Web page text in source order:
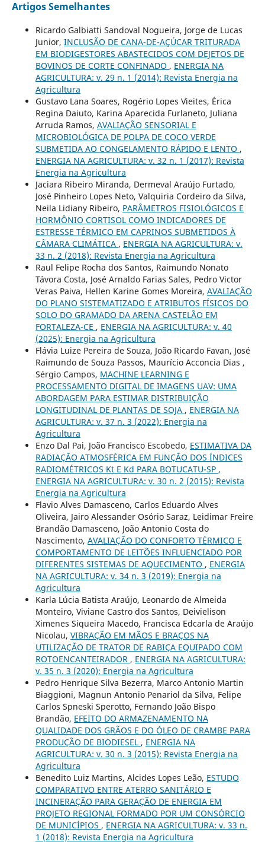
Artigos Semelhantes
Ricardo Galbiatti Sandoval Nogueira, Jorge de Lucas
Junior, INCLUSÃO DE CANA-DE-AÇÚCAR TRITURADA
EM BIODIGESTORES ABASTECIDOS COM DEJETOS DE
BOVINOS DE CORTE CONFINADO , ENERGIA NA
AGRICULTURA: v. 29 n. 1 (2014): Revista Energia na
Agricultura
Gustavo Lana Soares, Rogério Lopes Vieites, Érica
Regina Daiuto, Karina Aparecida Furlaneto, Juliana
Arruda Ramos, AVALIAÇÃO SENSORIAL E
MICROBIOLÓGICA DE POLPA DE COCO VERDE
SUBMETIDA AO CONGELAMENTO RÁPIDO E LENTO ,
ENERGIA NA AGRICULTURA: v. 32 n. 1 (2017): Revista
Energia na Agricultura
Jaciara Ribeiro Miranda, Dermeval Araújo Furtado,
José Pinheiro Lopes Neto, Valquiria Cordeiro da Silva,
Neila Lidiany Ribeiro, PARÂMETROS FISIOLÓGICOS E
HORMÔNIO CORTISOL COMO INDICADORES DE
ESTRESSE TÉRMICO EM CAPRINOS SUBMETIDOS À
CÂMARA CLIMÁTICA , ENERGIA NA AGRICULTURA: v.
33 n. 2 (2018): Revista Energia na Agricultura
Raul Felipe Rocha dos Santos, Raimundo Nonato
Távora Costa, José Arnaldo Farias Sales, Pedro Victor
Veras Paiva, Hellen Karine Gomes Moreira, AVALIAÇÃO
DO PLANO SISTEMATIZADO E ATRIBUTOS FÍSICOS DO
SOLO DO GRAMADO DA ARENA CASTELÃO EM
FORTALEZA-CE , ENERGIA NA AGRICULTURA: v. 40
(2025): Energia na Agricultura
Flávia Luize Pereira de Souza, João Ricardo Favan, José
Raimundo de Souza Passos, Maurício Acconcia Dias ,
Sérgio Campos, MACHINE LEARNING E
PROCESSAMENTO DIGITAL DE IMAGENS UAV: UMA
ABORDAGEM PARA ESTIMAR DISTRIBUIÇÃO
LONGITUDINAL DE PLANTAS DE SOJA , ENERGIA NA
AGRICULTURA: v. 37 n. 3 (2022): Energia na
Agricultura
Enzo Dal Pai, João Francisco Escobedo, ESTIMATIVA DA
RADIAÇÃO ATMOSFÉRICA EM FUNÇÃO DOS ÍNDICES
RADIOMÉTRICOS Kt E Kd PARA BOTUCATU-SP ,
ENERGIA NA AGRICULTURA: v. 30 n. 2 (2015): Revista
Energia na Agricultura
Flavio Alves Damasceno, Carlos Eduardo Alves
Oliveira, Jairo Alessander Osório Saraz, Leidimar Freire
Brandão Damasceno, João Antonio Costa do
Nascimento, AVALIAÇÃO DO CONFORTO TÉRMICO E
COMPORTAMENTO DE LEITÕES INFLUENCIADO POR
DIFERENTES SISTEMAS DE AQUECIMENTO , ENERGIA
NA AGRICULTURA: v. 34 n. 3 (2019): Energia na
Agricultura
Karla Lúcia Batista Araújo, Leonardo de Almeida
Monteiro, Viviane Castro dos Santos, Deivielison
Ximenes Siqueira Macedo, Francisca Edcarla de Araújo
Nicolau, VIBRAÇÃO EM MÃOS E BRAÇOS NA
UTILIZAÇÃO DE TRATOR DE RABIÇA EQUIPADO COM
ROTOENCANTEIRADOR , ENERGIA NA AGRICULTURA:
v. 35 n. 3 (2020): Energia na Agricultura
Pedro Henrique Silva Bezerra, Marco Antonio Martin
Biaggioni, Magnun Antonio Penariol da Silva, Felipe
Carlos Spneski Sperotto, Fernando João Bispo
Brandão, EFEITO DO ARMAZENAMENTO NA
QUALIDADE DOS GRÃOS E DO ÓLEO DE CRAMBE PARA
PRODUÇÃO DE BIODIESEL , ENERGIA NA
AGRICULTURA: v. 30 n. 3 (2015): Revista Energia na
Agricultura
Benedito Luiz Martins, Alcides Lopes Leão, ESTUDO
COMPARATIVO ENTRE ATERRO SANITÁRIO E
INCINERAÇÃO PARA GERAÇÃO DE ENERGIA EM
PROJETO REGIONAL FORMADO POR UM CONSÓRCIO
DE MUNICÍPIOS , ENERGIA NA AGRICULTURA: v. 33 n.
1 (2018): Revista Energia na Agricultura